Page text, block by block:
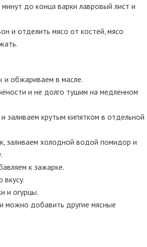
до конца варки лавровый лист и
и отделить мясо от костей, мясо
и обжариваем в масле.
и не долго тушим на медленном
заливаем крутым кипятком в отдельной
заливаем холодной водой помидор и
к зажарке.
вкусу.
и огурцы.
можно добавить другие мясные